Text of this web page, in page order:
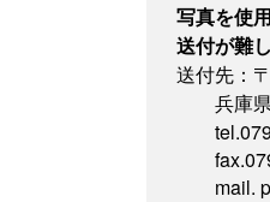
写真を使
送付が難
送付先：
兵庫県
mail.